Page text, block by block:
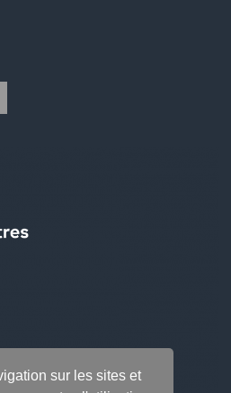
sur les sites et